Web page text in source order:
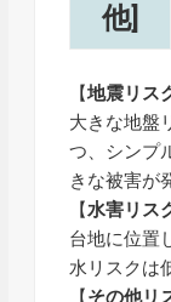
他]
【地震リス
大きな地盤
つ、シンプ
きな被害が
【水害リス
台地に位置
水リスクは
【その他リ